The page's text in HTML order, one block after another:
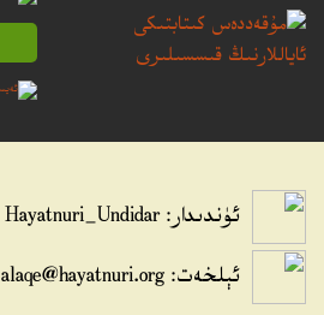
ئۈندىدار: Hayatnuri_Undidar
ئېلخەت: alaqe@hayatnuri.org